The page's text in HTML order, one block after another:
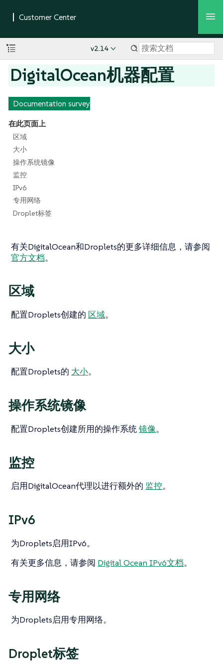
v2.14
DigitalOcean机器配置
Documentation survey
在此页面上
区域
大小
操作系统镜像
监控
IPv6
专用网络
Droplet标签
有关DigitalOcean和Droplets的更多详细信息，请参阅
官方文档。
区域
配置Droplets创建的 区域。
大小
配置Droplets的 大小。
操作系统镜像
配置Droplets创建所用的操作系统镜像。
监控
启用DigitalOcean代理以进行额外的 监控。
IPv6
为Droplets启用IPv6。
有关更多信息，请参阅 Digital Ocean IPv6文档。
专用网络
为Droplets启用专用网络。
Droplet标签